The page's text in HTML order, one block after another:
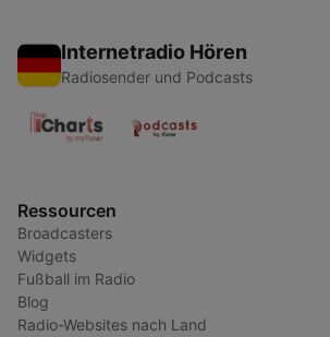
Internetradio Hören
Radiosender und Podcasts
Ressourcen
Broadcasters
Widgets
Fußball im Radio
Blog
Radio-Websites nach Land